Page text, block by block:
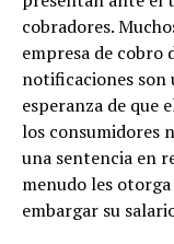
cobradores.
empresa de cobro
notificaciones son
esperanza de que
los consumidores
una sentencia en
menudo les
embargar su